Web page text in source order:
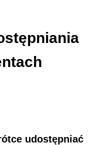
udostępniać